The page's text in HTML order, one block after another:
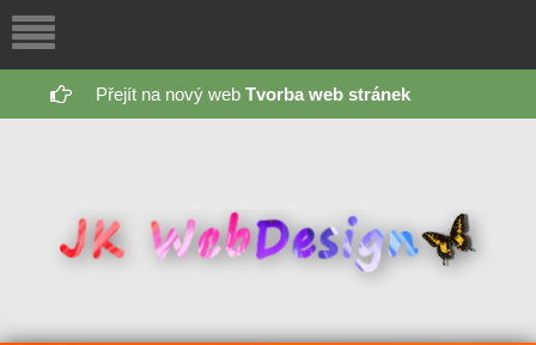
Přejít na nový webTvorba web stránek